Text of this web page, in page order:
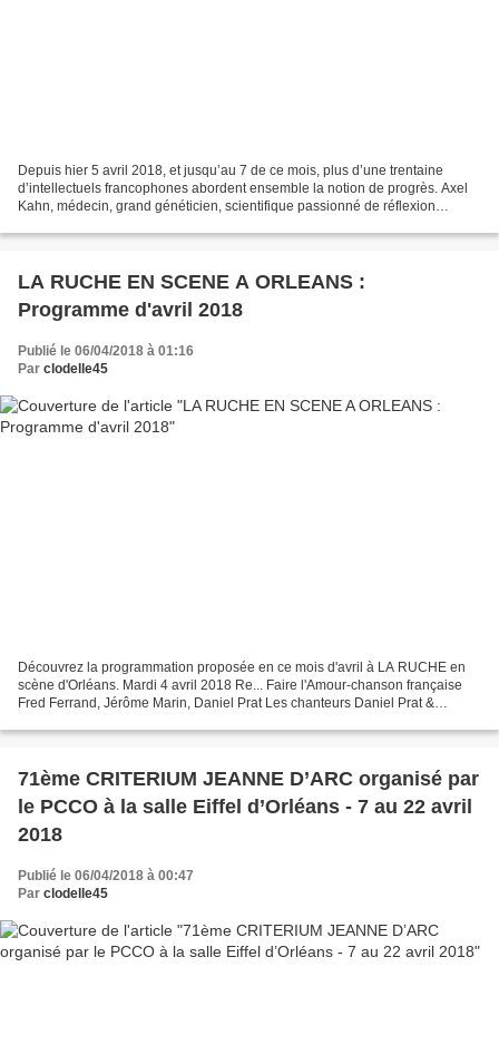
Depuis hier 5 avril 2018, et jusqu’au 7 de ce mois, plus d’une trentaine
d’intellectuels francophones abordent ensemble la notion de progrès. Axel
Kahn, médecin, grand généticien, scientifique passionné de réflexion
LA RUCHE EN SCENE A ORLEANS :
Programme d'avril 2018
Publié le 06/04/2018 à 01:16
Par clodelle45
Découvrez la programmation proposée en ce mois d'avril à LA RUCHE en
scène d'Orléans. Mardi 4 avril 2018 Re... Faire l'Amour-chanson française
Fred Ferrand, Jérôme Marin, Daniel Prat Les chanteurs Daniel Prat &
71ème CRITERIUM JEANNE D’ARC organisé par
le PCCO à la salle Eiffel d’Orléans - 7 au 22 avril
2018
Publié le 06/04/2018 à 00:47
Par clodelle45